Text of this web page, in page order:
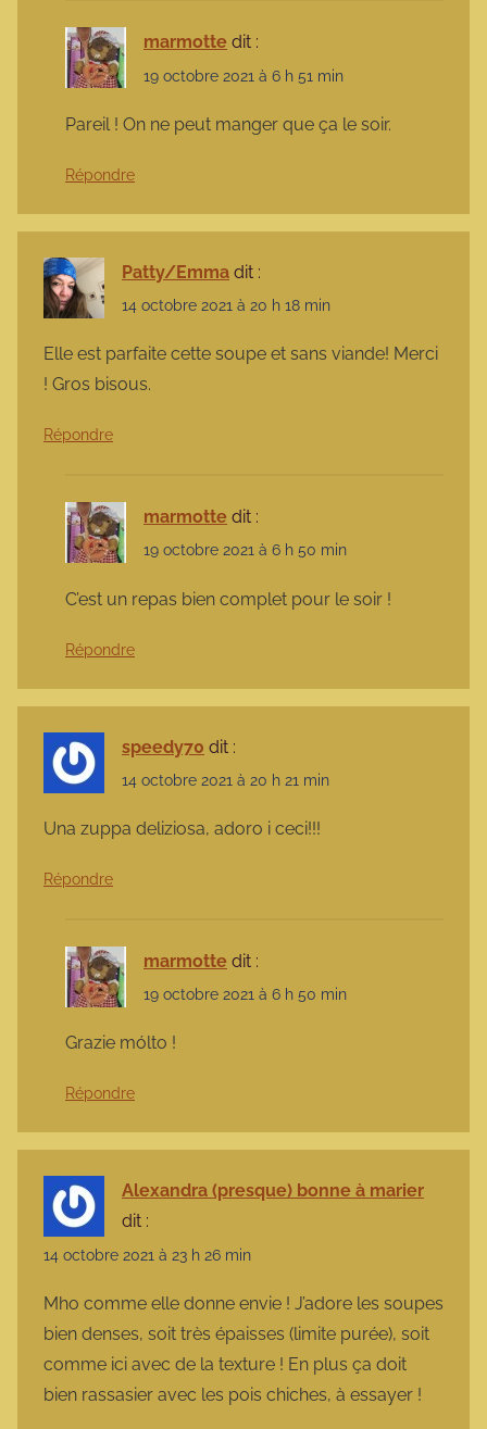
marmotte dit :
19 octobre 2021 à 6 h 51 min
Pareil ! On ne peut manger que ça le soir.
Répondre
Patty/Emma dit :
14 octobre 2021 à 20 h 18 min
Elle est parfaite cette soupe et sans viande! Merci
! Gros bisous.
Répondre
marmotte dit :
19 octobre 2021 à 6 h 50 min
C’est un repas bien complet pour le soir !
Répondre
speedy70 dit :
14 octobre 2021 à 20 h 21 min
Una zuppa deliziosa, adoro i ceci!!!
Répondre
marmotte dit :
19 octobre 2021 à 6 h 50 min
Grazie mólto !
Répondre
Alexandra (presque) bonne à marier
dit :
14 octobre 2021 à 23 h 26 min
Mho comme elle donne envie ! J’adore les soupes
bien denses, soit très épaisses (limite purée), soit
comme ici avec de la texture ! En plus ça doit
bien rassasier avec les pois chiches, à essayer !